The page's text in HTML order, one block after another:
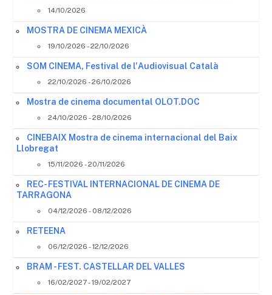
14/10/2026
MOSTRA DE CINEMA MEXICÀ
19/10/2026 - 22/10/2026
SOM CINEMA, Festival de l'Audiovisual Català
22/10/2026 - 26/10/2026
Mostra de cinema documental OLOT.DOC
24/10/2026 - 28/10/2026
CINEBAIX Mostra de cinema internacional del Baix
Llobregat
15/11/2026 - 20/11/2026
REC- FESTIVAL INTERNACIONAL DE CINEMA DE
TARRAGONA
04/12/2026 - 08/12/2026
RETEENA
06/12/2026 - 12/12/2026
BRAM - FEST. CASTELLAR DEL VALLES
16/02/2027 - 19/02/2027